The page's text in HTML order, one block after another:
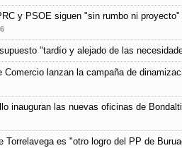
y PSOE siguen "sin rumbo ni
"tardío y alejado de las
Comercio lanzan la campaña de
inauguran las nuevas oficinas de
Torrelavega es "otro logro del PP de